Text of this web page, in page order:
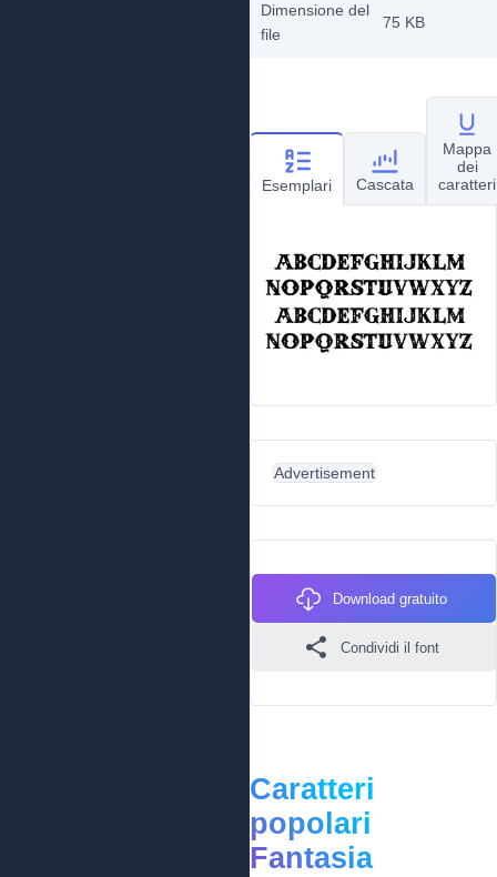
Dimensione del
file
75 KB
Esemplari Cascata
Mappa
dei
caratteri
Advertisement
Download gratuito
Condividi il font
Caratteri
popolari
Fantasia